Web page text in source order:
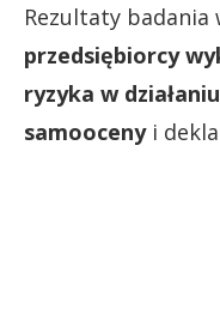
Rezultaty badania
przedsiębiorcy
ryzyka w
samoocenyi